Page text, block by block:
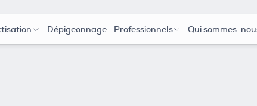
Dépigeonnage Professionnels Qui sommes-